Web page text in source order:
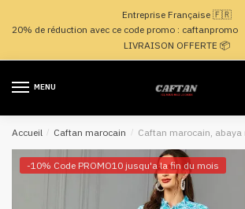
navigation
Entreprise Française 🇫🇷
20% de réduction avec ce code promo : caftanpromo
LIVRAISON OFFERTE 📦
MENU
Accueil / Caftan marocain / Caftan marocain, abaya
-10% Code PROMO10 jusqu'a la fin du mois